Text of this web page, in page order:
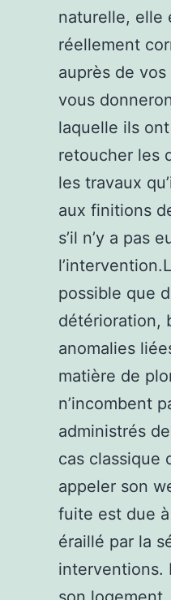
naturelle, elle
réellement
auprès de
vous
laquelle ils
retoucher les
les travaux
aux finitions
s’il n’y a pas
possible que
détérioration,
anomalies
matière de
n’incombent
administrés
cas classique
appeler son
fuite est due
éraillé par la
interventions.